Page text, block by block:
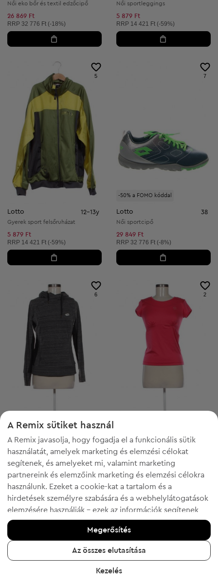
Női eko bőr és textil edzőcipő
26 869 Ft
Ajánlott ár:
RRP 32 776 Ft (-18%)
Női sportleggings
5 879 Ft
Ajánlott ár:
RRP 14 421 Ft (-59%)
5
Lotto 12-13y
Gyerek sport felsőruházat
5 879 Ft
Ajánlott ár:
RRP 14 421 Ft (-59%)
-50% a FOMO kóddal
7
Lotto 38
Női sportcipő
29 849 Ft
Ajánlott ár:
RRP 32 776 Ft (-8%)
6
Lotto S
Női sweatshirt
7 917 Ft
Ajánlott ár:
RRP21 725 Ft (-63%)
2
Női sportpóló
1 489 Ft
Ajánlott ár:
RRP10 673 Ft (-86%)
10
A Remix sütiket használ
A Remix javasolja, hogy fogadja el a funkcionális sütik
használatát, amelyek marketing és elemzési célokat
segítenek, és amelyeket mi, valamint marketing
partnereink és elemzőink marketing és elemzési célokra
használunk. Ezeket a cookie-kat a tartalom és a
hirdetések személyre szabására és a webhelylátogatások
elemzésére használják - ezek az információk segítenek
megmutatni az ön által kedvelt termékeket. Ha egyetért,
kérjük, erősítse meg az "Igen, elfogadom" gombra
kattintva.
További információért kattintson a "Tudjon meg többet"
gombra, vagy keresse fel az "Adatvédelmi és sütikre
Megerősítés
Az összes elutasítása
Kezelés